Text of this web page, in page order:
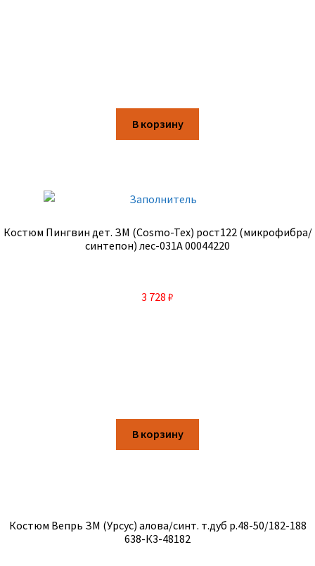
В корзину
Костюм Пингвин дет. ЗМ (Cosmo-Tex) рост122 (микрофибра/
синтепон) лес-031А 00044220
3 728 ₽
В корзину
Костюм Вепрь ЗМ (Урсус) алова/синт. т.дуб р.48-50/182-188
638-К3-48182